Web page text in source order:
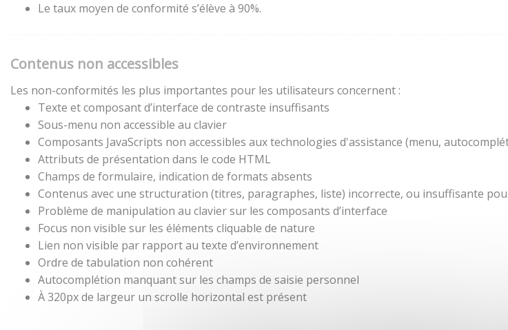
Le taux moyen de conformité s’élève à 90%.
Contenus non accessibles
Les non-conformités les plus importantes pour les utilisateurs concernent :
Texte et composant d’interface de contraste insuffisants
Sous-menu non accessible au clavier
Composants JavaScripts non accessibles aux technologies d'assistance (menu,
Attributs de présentation dans le code HTML
Champs de formulaire, indication de formats absents
Contenus avec une structuration (titres, paragraphes, liste) incorrecte, ou insuffisante
Problème de manipulation au clavier sur les composants d’interface
Focus non visible sur les éléments cliquable de nature
Lien non visible par rapport au texte d’environnement
Ordre de tabulation non cohérent
Autocomplétion manquant sur les champs de saisie personnel
À 320px de largeur un scrolle horizontal est présent